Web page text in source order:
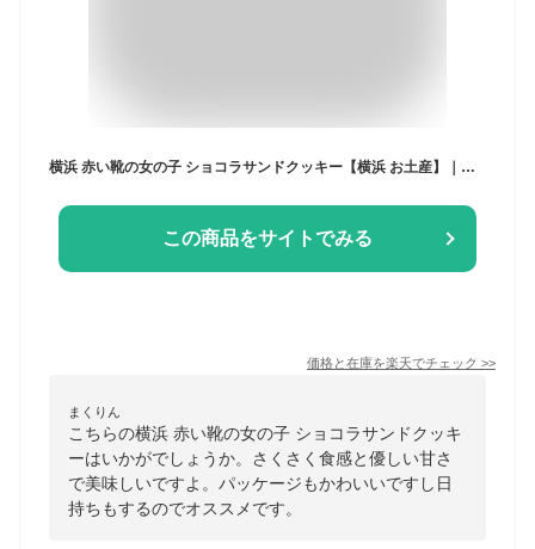
横浜 赤い靴の女の子 ショコラサンドクッキー【横浜 お土産】｜チョコサンド クッキー ガレット ショートブレッド お菓子 洋菓子 神奈川土産 おみやげ 横浜土産 お取り寄せ 手土産 贈り物 ギフト
この商品をサイトでみる
価格と在庫を楽天でチェック >>
まくりん
こちらの横浜 赤い靴の女の子 ショコラサンドクッキ
ーはいかがでしょうか。さくさく食感と優しい甘さ
で美味しいですよ。パッケージもかわいいですし日
持ちもするのでオススメです。